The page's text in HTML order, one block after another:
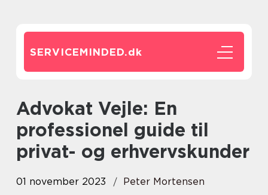
SERVICEMINDED.dk
Advokat Vejle: En
professionel guide til
privat- og erhvervskunder
01 november 2023
Peter Mortensen